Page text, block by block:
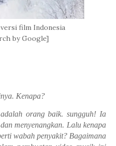
film Indonesia
by Google]
Kenapa?
orang baik. sungguh! Ia
menyenangkan. Lalu kenapa
wabah penyakit? Bagaimana